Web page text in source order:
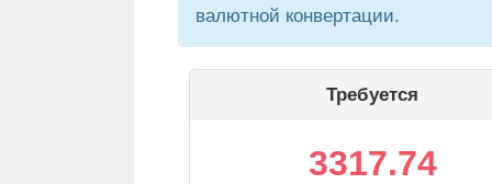
валютной конвертации.
Требуется
3317.74